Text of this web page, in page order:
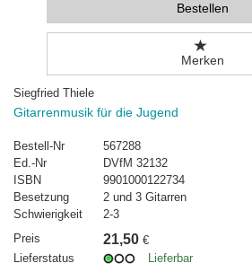
Bestellen
Merken
Siegfried Thiele
Gitarrenmusik für die Jugend
Bestell-Nr
567288
Ed.-Nr
DVfM 32132
ISBN
9901000122734
Besetzung
2 und 3 Gitarren
Schwierigkeit
2-3
Preis
21,50 €
Lieferstatus
Lieferbar